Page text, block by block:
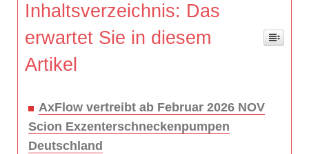
Inhaltsverzeichnis: Das
erwartet Sie in diesem
Artikel
AxFlow vertreibt ab Februar 2026 NOV
Scion Exzenterschneckenpumpen
Deutschland